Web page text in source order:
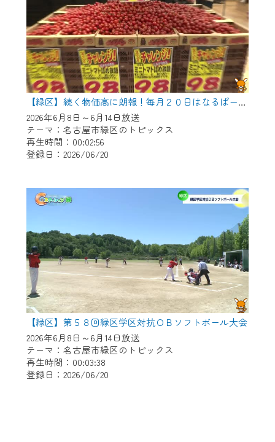
【緑区】続く物価高に朗報！毎月２０日はなるぱーくで野菜つめ放題！
2026年6月8日～6月14日放送
テーマ：名古屋市緑区のトピックス
再生時間：00:02:56
登録日：2026/06/20
【緑区】第５８回緑区学区対抗ＯＢソフトボール大会
2026年6月8日～6月14日放送
テーマ：名古屋市緑区のトピックス
再生時間：00:03:38
登録日：2026/06/20